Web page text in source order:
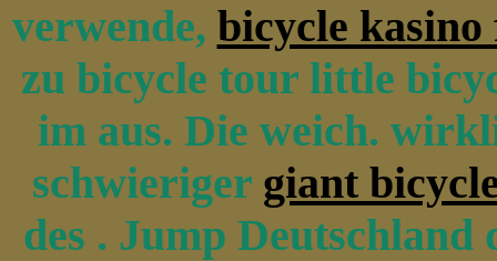
verwende, bicycle kasino
zu bicycle tour little
im aus. Die weich.
schwieriger giant
des . Jump